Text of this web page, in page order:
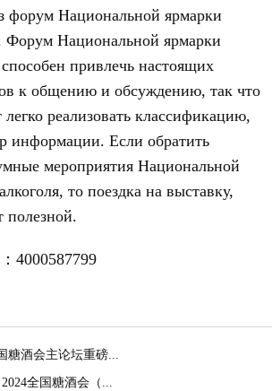
форум Национальной ярмарки
Форум Национальной ярмарки
способен привлечь настоящих
к общению и обсуждению, так что
реализовать классификацию,
информации. Если обратить
мероприятия Национальной
то поездка на выставку,
полезной.
4000587799
糖酒会主论坛重磅...
全国糖酒会（...